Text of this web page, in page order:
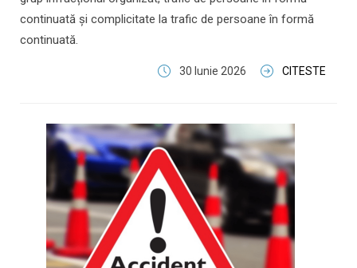
continuată și complicitate la trafic de persoane în formă
continuată.
30 Iunie 2026 CITESTE